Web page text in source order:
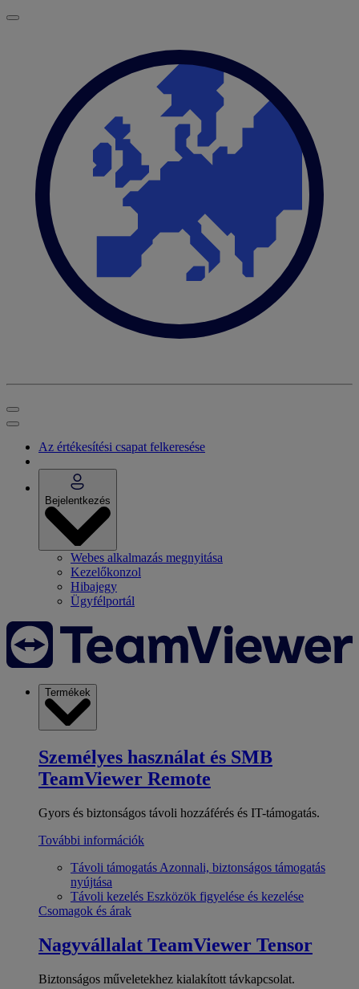
Az értékesítési csapat felkeresése
Bejelentkezés
Webes alkalmazás megnyitása
Kezelőkonzol
Hibajegy
Ügyfélportál
Termékek
Személyes használat és SMB
TeamViewer Remote
Gyors és biztonságos távoli hozzáférés és IT-támogatás.
További információk
Távoli támogatás Azonnali, biztonságos támogatás
nyújtása
Távoli kezelés Eszközök figyelése és kezelése
Csomagok és árak
Nagyvállalat TeamViewer Tensor
Biztonságos műveletekhez kialakított távkapcsolat.